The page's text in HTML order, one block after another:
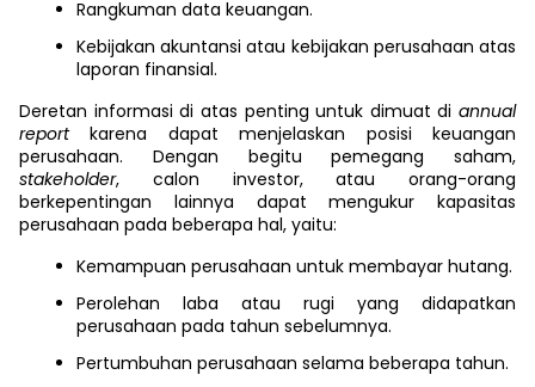
Rangkuman data keuangan.
Kebijakan akuntansi atau kebijakan perusahaan atas
laporan finansial.
Deretan informasi di atas penting untuk dimuat di annual
reportkarena dapat menjelaskan posisi keuangan
perusahaan. Dengan begitu pemegang saham,
stakeholder, calon investor, atau orang-orang
berkepentingan lainnya dapat mengukur kapasitas
perusahaan pada beberapa hal, yaitu:
Kemampuan perusahaan untuk membayar hutang.
Perolehan laba atau rugi yang didapatkan
perusahaan pada tahun sebelumnya.
Pertumbuhan perusahaan selama beberapa tahun.